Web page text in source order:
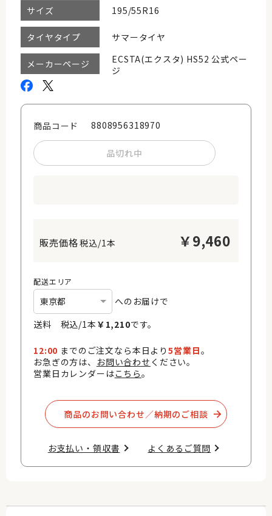
サイズ 195/55R16
タイヤタイプ サマータイヤ
メーカーページ
ECSTA(エクスタ) HS52 公式ペー
ジ
商品コード 8808956318970
品切れ中
税込/1本 ￥9,460
配送エリア
へのお届けで
送料 税込/1本 ￥ 1,210です。
12:00 までのご注文なら本日より5営業日。
お急ぎの方は、 お問い合わせ ください。
営業日カレンダーはこちら。
商品のお問い合わせ／納期のご相談​
お支払い・領収書​ よくあるご質問​